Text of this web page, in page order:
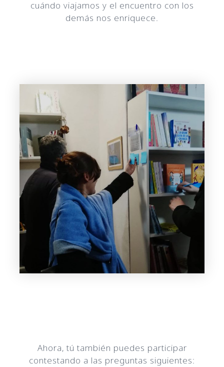
cuándo viajamos y el encuentro con los
demás nos enriquece.
Ahora, tú también puedes participar
contestando a las preguntas siguientes: